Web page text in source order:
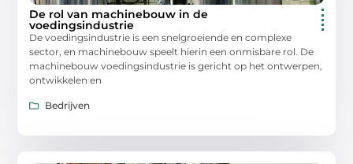
De rol van machinebouw in de
voedingsindustrie
De voedingsindustrie is een snelgroeiende en complexe
sector, en machinebouw speelt hierin een onmisbare rol. De
machinebouw voedingsindustrie is gericht op het ontwerpen,
ontwikkelen en
Bedrijven